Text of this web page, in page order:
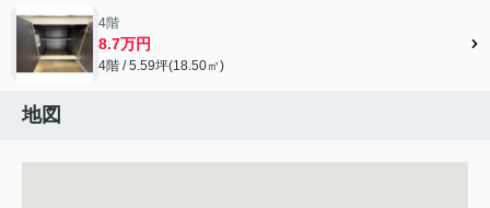
4階
8.7万円
4階 / 5.59坪(18.50㎡)
地図